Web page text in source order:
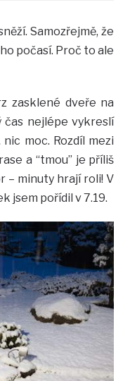
Samozřejmě, že
počasí. Proč to ale
zasklené dveře na
čas nejlépe vykreslí
moc. Rozdíl mezi
a “tmou” je příliš
– minuty hrají roli! V
jsem pořídil v 7.19.